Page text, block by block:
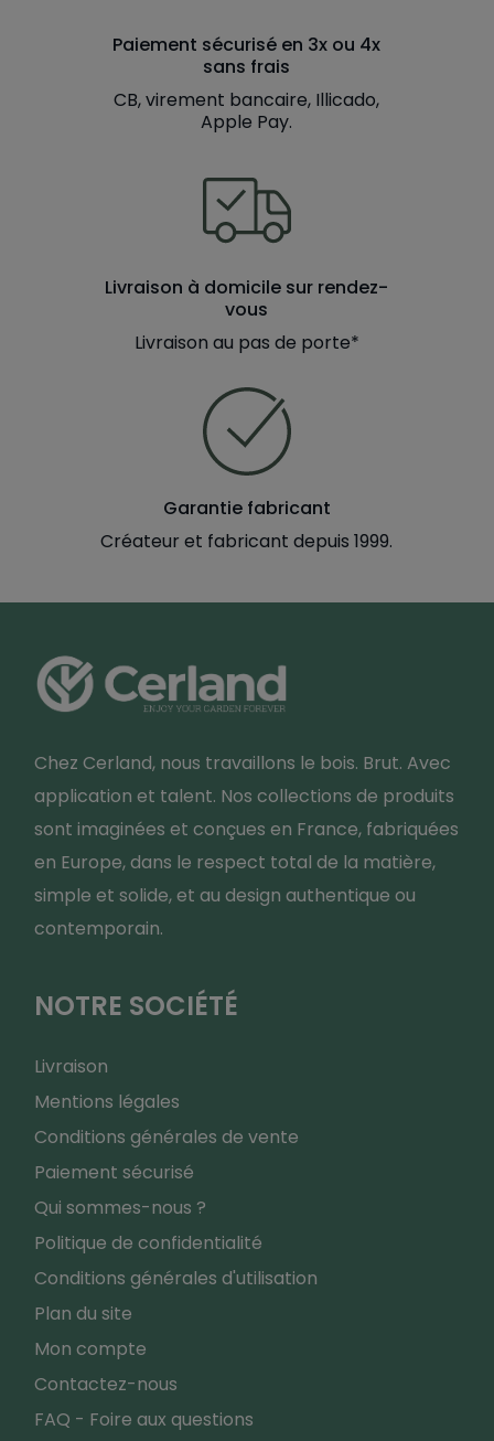
Paiement sécurisé en 3x ou 4x
sans frais
CB, virement bancaire, Illicado,
Apple Pay.
Livraison à domicile sur rendez-
vous
Livraison au pas de porte*
Garantie fabricant
Créateur et fabricant depuis 1999.
Chez Cerland, nous travaillons le bois. Brut. Avec
application et talent. Nos collections de produits
sont imaginées et conçues en France, fabriquées
en Europe, dans le respect total de la matière,
simple et solide, et au design authentique ou
contemporain.
NOTRE SOCIÉTÉ
Livraison
Mentions légales
Conditions générales de vente
Paiement sécurisé
Qui sommes-nous ?
Politique de confidentialité
Conditions générales d'utilisation
Plan du site
Mon compte
Contactez-nous
FAQ - Foire aux questions